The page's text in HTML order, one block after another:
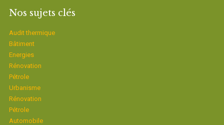
Nos sujets clés
Audit thermique
Bâtiment
Energies
Rénovation
Pétrole
Urbanisme
Rénovation
Pétrole
Automobile